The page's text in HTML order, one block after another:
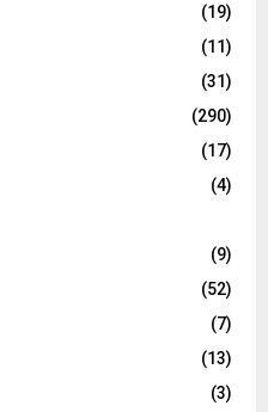
(19)
(11)
(31)
(290)
(17)
(4)
(9)
(52)
(7)
(13)
(3)